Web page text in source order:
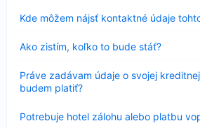
Kde môžem nájsť kontaktné údaje
sa
Ako zistím, koľko to bude stáť?
sa
Práve zadávam údaje o svojej
budem platiť?
sa
Potrebuje hotel zálohu alebo platbu
sa